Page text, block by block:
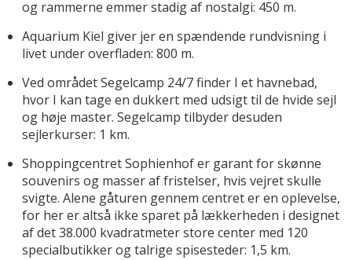
og rammerne emmer stadig af nostalgi: 450 m.
Aquarium Kiel giver jer en spændende rundvisning i
livet under overfladen: 800 m.
Ved området Segelcamp 24/7 finder I et havnebad,
hvor I kan tage en dukkert med udsigt til de hvide sejl
og høje master. Segelcamp tilbyder desuden
sejlerkurser: 1 km.
Shoppingcentret Sophienhof er garant for skønne
souvenirs og masser af fristelser, hvis vejret skulle
svigte. Alene gåturen gennem centret er en oplevelse,
for her er altså ikke sparet på lækkerheden i designet
af det 38.000 kvadratmeter store center med 120
specialbutikker og talrige spisesteder: 1,5 km.